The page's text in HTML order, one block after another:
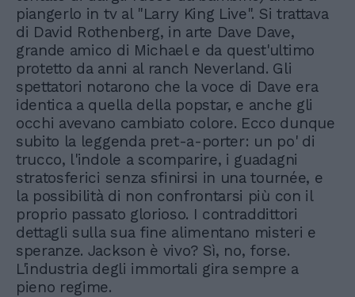
piangerlo in tv al "Larry King Live". Si trattava
di David Rothenberg, in arte Dave Dave,
grande amico di Michael e da quest'ultimo
protetto da anni al ranch Neverland. Gli
spettatori notarono che la voce di Dave era
identica a quella della popstar, e anche gli
occhi avevano cambiato colore. Ecco dunque
subito la leggenda pret-a-porter: un po' di
trucco, l'indole a scomparire, i guadagni
stratosferici senza sfinirsi in una tournée, e
la possibilità di non confrontarsi più con il
proprio passato glorioso. I contraddittori
dettagli sulla sua fine alimentano misteri e
speranze. Jackson è vivo? Sì, no, forse.
L'industria degli immortali gira sempre a
pieno regime.